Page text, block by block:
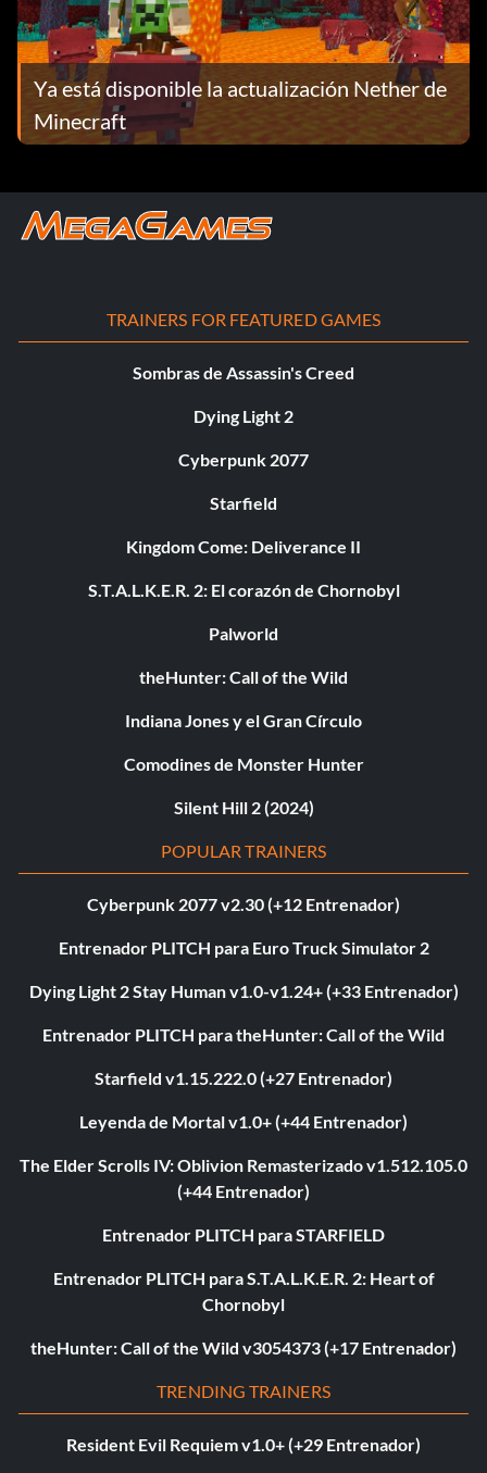
Ya está disponible la actualización Nether de
Minecraft
TRAINERS FOR FEATURED GAMES
Sombras de Assassin's Creed
Dying Light 2
Cyberpunk 2077
Starfield
Kingdom Come: Deliverance II
S.T.A.L.K.E.R. 2: El corazón de Chornobyl
Palworld
theHunter: Call of the Wild
Indiana Jones y el Gran Círculo
Comodines de Monster Hunter
Silent Hill 2 (2024)
POPULAR TRAINERS
Cyberpunk 2077 v2.30 (+12 Entrenador)
Entrenador PLITCH para Euro Truck Simulator 2
Dying Light 2 Stay Human v1.0-v1.24+ (+33 Entrenador)
Entrenador PLITCH para theHunter: Call of the Wild
Starfield v1.15.222.0 (+27 Entrenador)
Leyenda de Mortal v1.0+ (+44 Entrenador)
The Elder Scrolls IV: Oblivion Remasterizado v1.512.105.0
(+44 Entrenador)
Entrenador PLITCH para STARFIELD
Entrenador PLITCH para S.T.A.L.K.E.R. 2: Heart of
Chornobyl
theHunter: Call of the Wild v3054373 (+17 Entrenador)
TRENDING TRAINERS
Resident Evil Requiem v1.0+ (+29 Entrenador)